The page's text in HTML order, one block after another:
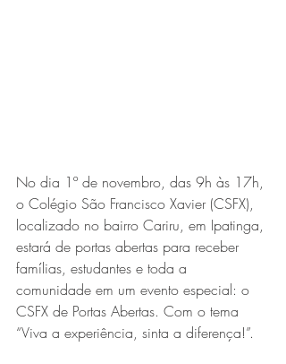
Projeto abre inscrições para
formar grupo de teatro cristão
No dia 1º de novembro, das 9h às 17h,
o Colégio São Francisco Xavier (CSFX),
localizado no bairro Cariru, em Ipatinga,
estará de portas abertas para receber
famílias, estudantes e toda a
comunidade em um evento especial: o
CSFX de Portas Abertas. Com o tema
“Viva a experiência, sinta a diferença!”.